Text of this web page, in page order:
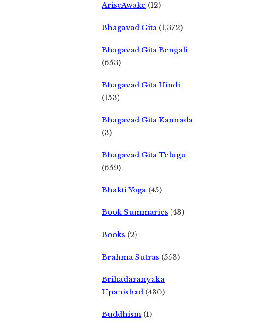
AriseAwake (12)
Bhagavad Gita (1,372)
Bhagavad Gita Bengali
(653)
Bhagavad Gita Hindi
(153)
Bhagavad Gita Kannada
(3)
Bhagavad Gita Telugu
(659)
Bhakti Yoga (45)
Book Summaries (43)
Books (2)
Brahma Sutras (553)
Brihadaranyaka
Upanishad (430)
Buddhism (1)